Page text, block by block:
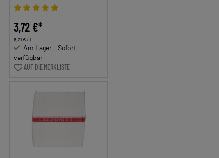
3,72 €*
6,21 € / l
Am Lager - Sofort
verfügbar
AUF DIE MERKLISTE